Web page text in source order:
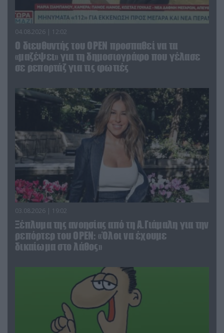
04.08.2026 | 12:02
O διευθυντής του OPEN προσπαθεί να τα
«μαζέψει» για τη δημοσιογράφο που γέλασε
σε ρεπορτάζ για τις φωτιές
03.08.2026 | 19:02
Ξέπλυμα της ανοησίας από τη Α.Γιάμαλη για την
ρεπόρτερ του ΟΡΕΝ: «Όλοι να έχουμε
δικαίωμα στο λάθος»